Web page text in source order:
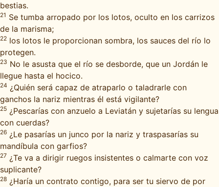
bestias.
21 Se tumba arropado por los lotos, oculto en los carrizos
de la marisma;
22 los lotos le proporcionan sombra, los sauces del río lo
protegen.
23 No le asusta que el río se desborde, que un Jordán le
llegue hasta el hocico.
24 ¿Quién será capaz de atraparlo o taladrarle con
ganchos la nariz mientras él está vigilante?
25 ¿Pescarías con anzuelo a Leviatán y sujetarías su lengua
con cuerdas?
26 ¿Le pasarías un junco por la nariz y traspasarías su
mandíbula con garfios?
27 ¿Te va a dirigir ruegos insistentes o calmarte con voz
suplicante?
28 ¿Haría un contrato contigo, para ser tu siervo de por